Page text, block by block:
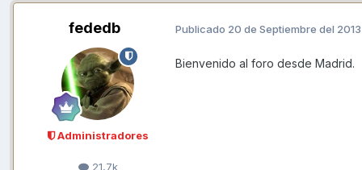
fededb
Administradores
21,7k
Publicado 20 de Septiembre del 2013
Bienvenido al foro desde Madrid.